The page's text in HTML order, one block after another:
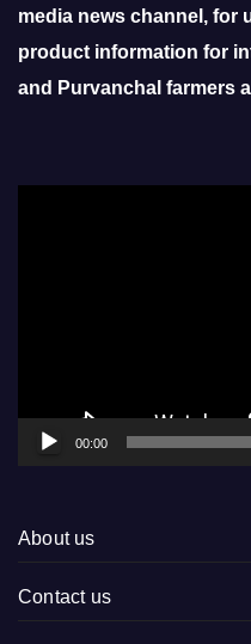
media news channel, for
product information for
and Purvanchal farmers
00:00
About us
Contact us